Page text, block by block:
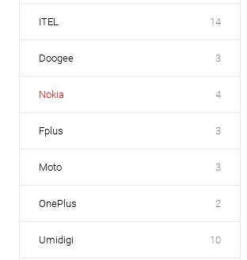
ITEL 14
Doogee 3
Nokia 4
Fplus 3
Moto 3
OnePlus 2
Umidigi 10